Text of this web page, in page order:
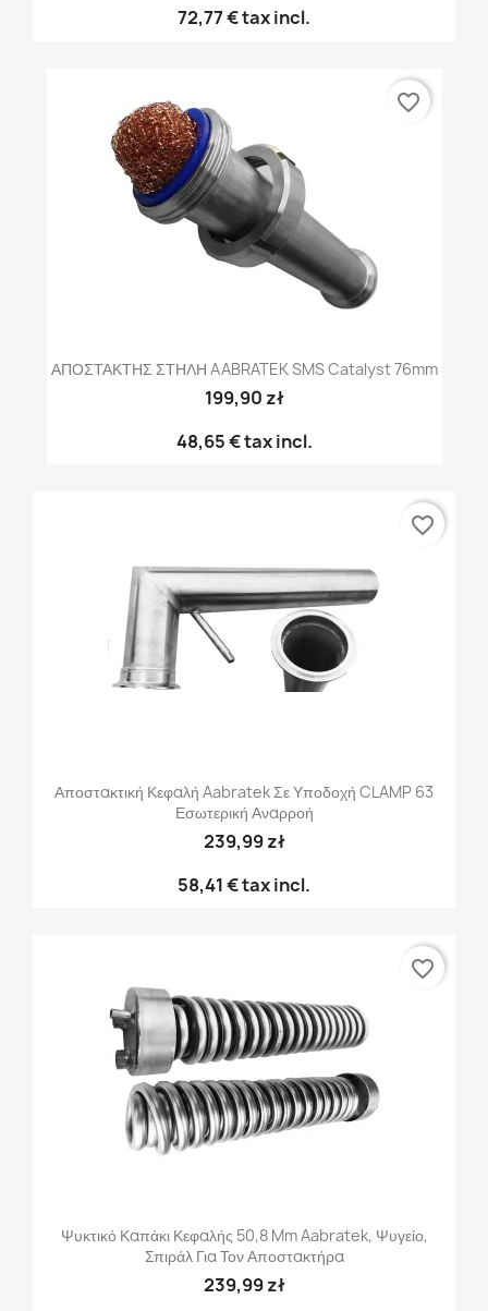
72,77 €tax incl.
ΑΠΟΣΤΑΚΤΗΣ ΣΤΗΛΗ AABRATEK SMS Catalyst 76mm
199,90 zł
48,65 €tax incl.
favorite_border
Αποστακτική Κεφαλή Aabratek Σε Υποδοχή CLAMP 63
Εσωτερική Αναρροή
239,99 zł
58,41 €tax incl.
favorite_border
Ψυκτικό Καπάκι Κεφαλής 50,8 Mm Aabratek, Ψυγείο,
Σπιράλ Για Τον Αποστακτήρα
239,99 zł
favorite_border